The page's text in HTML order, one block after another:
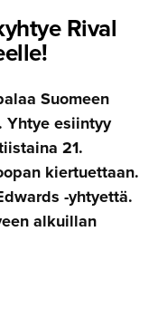
Rival
Suomeen
Yhtye esiintyy
21.
kiertuettaan.
-yhtyettä.
alkuillan